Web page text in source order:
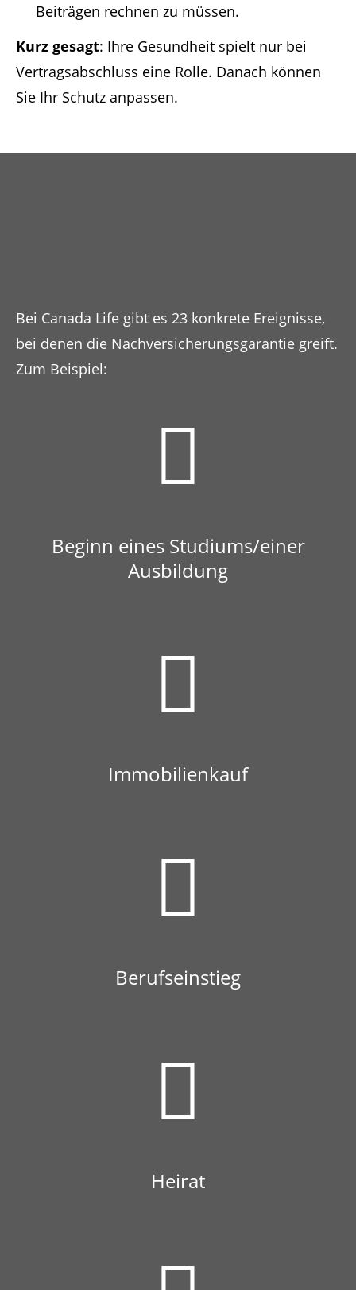
Beiträgen rechnen zu müssen.
Kurz gesagt: Ihre Gesundheit spielt nur bei
Vertragsabschluss eine Rolle. Danach können
Sie Ihr Schutz anpassen.
Bei Canada Life gibt es 23 konkrete Ereignisse,
bei denen die Nachversicherungsgarantie greift.
Zum Beispiel:
Beginn eines Studiums/einer
Ausbildung
Immobilienkauf
Berufseinstieg
Heirat